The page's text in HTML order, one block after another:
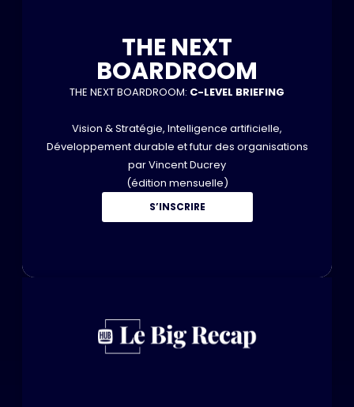
THE NEXT
BOARDROOM
THE NEXT BOARDROOM: C-LEVEL BRIEFING
Vision & Stratégie, Intelligence artificielle,
Développement durable et futur des organisations
par Vincent Ducrey
(édition mensuelle)
S’INSCRIRE